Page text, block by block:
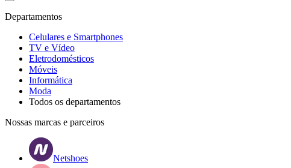
Departamentos
Celulares e Smartphones
TV e Vídeo
Eletrodomésticos
Móveis
Informática
Moda
Todos os departamentos
Nossas marcas e parceiros
Netshoes